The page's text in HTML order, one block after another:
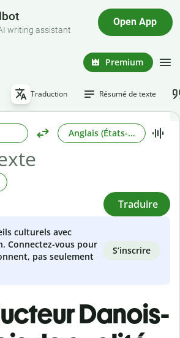
writing assistant
Open App
Premium
Traduction Résumé de texte
Anglais (États-Unis)
Traduire
culturels avec
Connectez-vous pour
pas seulement
S’inscrire
Danois-